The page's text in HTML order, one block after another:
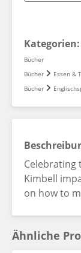
Kategorien:
Bücher
Bücher
Essen &
Bücher
Celebrating
Kimbell
on how to
Ähnliche